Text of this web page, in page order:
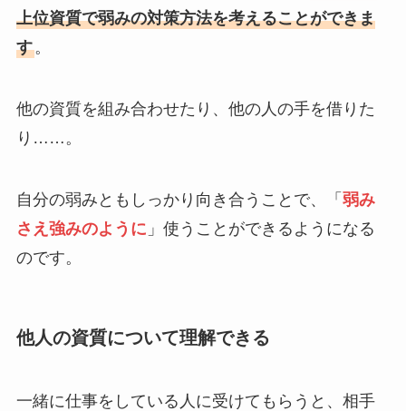
上位資質で弱みの対策方法を考えることができま
す。
他の資質を組み合わせたり、他の人の手を借りた
り……。
自分の弱みともしっかり向き合うことで、「 弱み
さえ強みのように 」使うことができるようになる
のです。
他人の資質について理解できる
一緒に仕事をしている人に受けてもらうと、相手